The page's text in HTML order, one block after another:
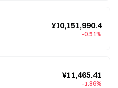
¥10,151,990.4
-0.51%
¥11,465.41
-1.86%